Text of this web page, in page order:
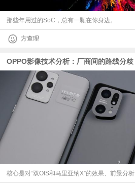
那些年用过的SoC，总有一颗在你身边。
方查理
OPPO影像技术分析：厂商间的路线分歧
核心是对“双OIS和马里亚纳X”的效果、前景分析